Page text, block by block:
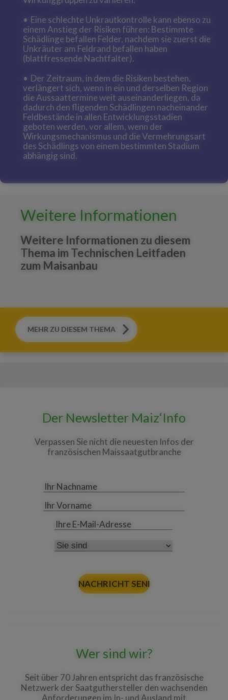
Eine schlechte Unkrautkontrolle kann ebenso zu
einem Anstieg der Risiken führen: Bestimmte
Schädlinge befallen Felder, nachdem sie zuerst die
Unkräuter am Feldrand befallen haben
(blattfressende Nachtfalter).
Der Zeitraum, in dem die Risiken bestehen,
verlängert sich, wenn in ein und derselben Region
die Aussaattermine weit auseinanderliegen, da
dadurch den fligenden Schädlingen nacheinander
Feldbestände in allen Entwicklungsstadien
geboten werden, vor allem, wenn der
Wirkungsmechanismus und die Vermehrungsart
des Schädlings von einem bestimmten Stadium
abhängig sind.
Weitere Informationen
Weitere Informationen zu diesem
Thema im Technischen Leitfaden
zum Maisanbau
MEHR ZU DIESEM THEMA
Der Newsletter Maiz‘Info
Verpassen Sie nicht die neuesten Infos der
französischen Maissaatgutbranche
Ihr
*
Ihr
Ihre E-
Adresse
*
Sie
Wer sind wir?
Seit über 70 Jahren entspricht das französische
Netzwerk der Saatguthersteller den wachsenden
Anforderungen im In- und Ausland mit